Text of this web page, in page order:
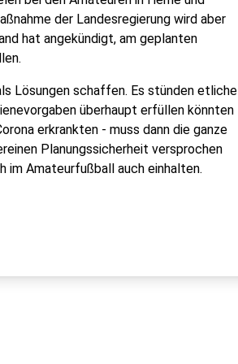
der Landesregierung wird aber
hat angekündigt, am geplanten
Lösungen schaffen. Es stünden etliche
überhaupt erfüllen könnten
erkrankten - muss dann die ganze
Planungssicherheit versprochen
im Amateurfußball auch einhalten.